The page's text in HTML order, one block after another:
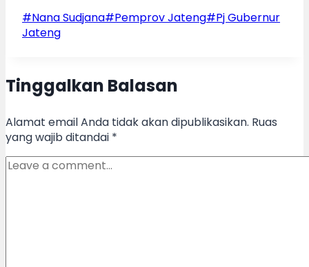
Post
Tags:
#Nana Sudjana#Pemprov Jateng#Pj Gubernur
Jateng
Tinggalkan Balasan
Alamat email Anda tidak akan dipublikasikan. Ruas
yang wajib ditandai *